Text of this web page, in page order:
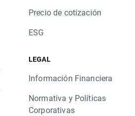
Precio de cotización
ESG
LEGAL
Información Financiera
Normativa y Políticas
Corporativas